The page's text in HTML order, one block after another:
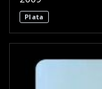
Plata